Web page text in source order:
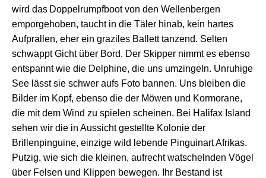
wird das Doppelrumpfbootvon den Wellenbergen
emporgehoben, tauchtin die Täler hinab, kein hartes
Aufprallen, eher ein graziles Ballett tanzend. Selten
schwappt Gicht über Bord. Der Skipper nimmt es ebenso
entspannt wie die Delphine, die uns umzingeln. Unruhige
See lässt sie schwer aufs Foto bannen. Uns bleiben die
Bilder im Kopf, ebenso die der Möwen und Kormorane,
die mit dem Wind zu spielen scheinen. Bei Halifax Island
sehen wir die in Aussicht gestellte Kolonie der
Brillenpinguine, einzige wild lebende Pinguinart Afrikas.
Putzig, wie sich die kleinen, aufrecht watschelnden Vögel
über Felsen und Klippen bewegen. Ihr Bestand ist